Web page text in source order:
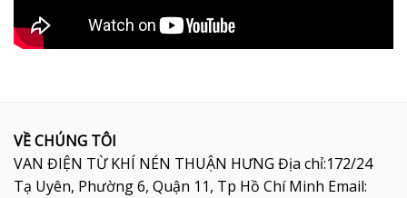
VỀ CHÚNG TÔI
VAN ĐIỆN TỪ KHÍ NÉN THUẬN HƯNG Địa chỉ:172/24
Tạ Uyên, Phường 6, Quận 11, Tp Hồ Chí Minh Email: